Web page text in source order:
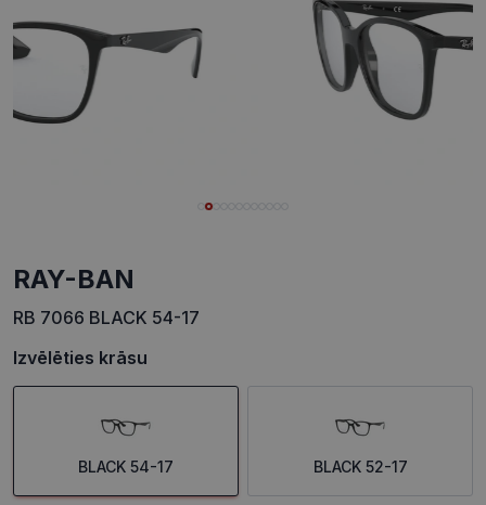
RAY-BAN
RB 7066 BLACK 54-17
Izvēlēties krāsu
BLACK 54-17 BLACK 52-17